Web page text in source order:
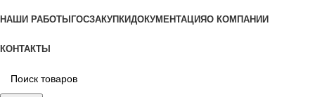
НАШИ РАБОТЫГОСЗАКУПКИДОКУМЕНТАЦИЯО КОМПАНИИ
КОНТАКТЫ